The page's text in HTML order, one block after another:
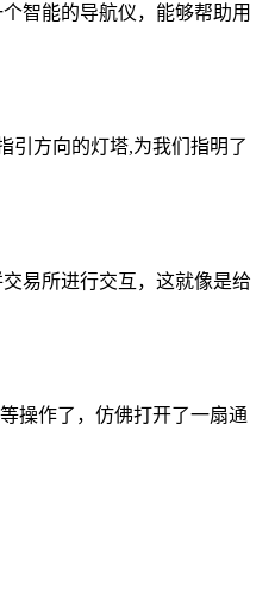
智能的导航仪，能够帮助用
引方向的灯塔,为我们指明了
易所进行交互，这就像是给
操作了，仿佛打开了一扇通